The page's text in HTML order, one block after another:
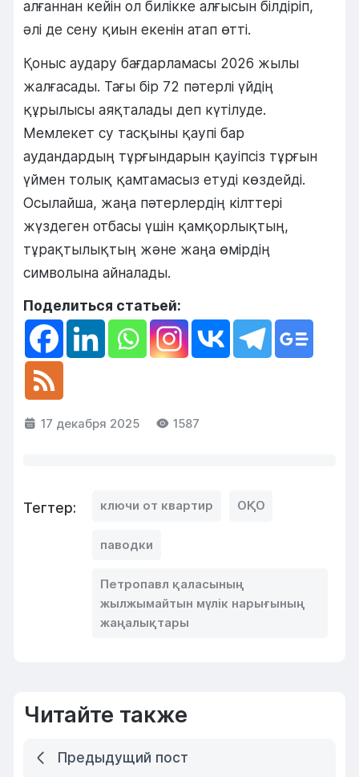
алғаннан кейін ол билікке алғысын білдіріп,
әлі де сену қиын екенін атап өтті.
Қоныс аудару бағдарламасы 2026 жылы
жалғасады. Тағы бір 72 пәтерлі үйдің
құрылысы аяқталады деп күтілуде.
Мемлекет су тасқыны қаупі бар
аудандардың тұрғындарын қауіпсіз тұрғын
үймен толық қамтамасыз етуді көздейді.
Осылайша, жаңа пәтерлердің кілттері
жүздеген отбасы үшін қамқорлықтың,
тұрақтылықтың және жаңа өмірдің
символына айналады.
Поделиться статьей:
17 декабря 2025 1587
Тегтер: ключи от квартир ОҚО
паводки
Петропавл қаласының
жылжымайтын мүлік нарығының
жаңалықтары
Читайте также
Предыдущий пост